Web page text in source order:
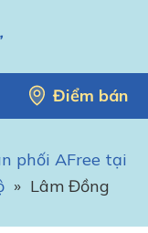
Điểm bán
phối AFree tại
» Lâm Đồng